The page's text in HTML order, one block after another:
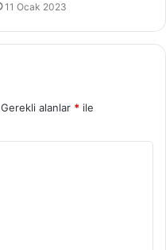
11 Ocak 2023
Gerekli alanlar * ile